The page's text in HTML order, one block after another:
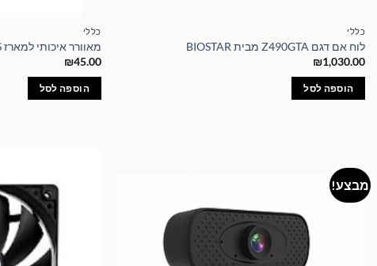
כללי
לוח אם דגם Z490GTA מבית BIOSTAR
₪1,030.00
הוספה לסל
כללי
מאוורר איכותי למארז ZALMAN 80MM ZM-FI PLUS
₪45.00
הוספה לסל
מבצע!